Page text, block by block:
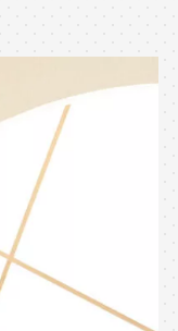
ださい
ります
る